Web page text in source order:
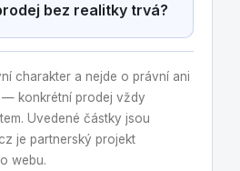
bez realitky trvá?
charakter a nejde o právní ani
konkrétní prodej vždy
Uvedené částky jsou
je partnerský projekt
webu.